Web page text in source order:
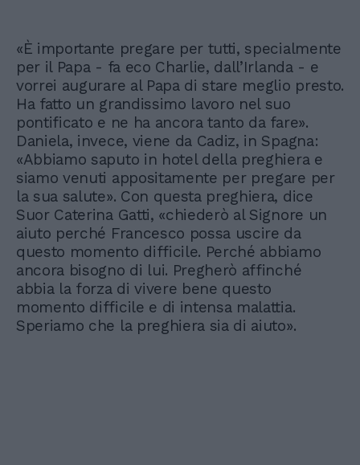
«È importante pregare per tutti, specialmente
per il Papa - fa eco Charlie, dall’Irlanda - e
vorrei augurare al Papa di stare meglio presto.
Ha fatto un grandissimo lavoro nel suo
pontificato e ne ha ancora tanto da fare».
Daniela, invece, viene da Cadiz, in Spagna:
«Abbiamo saputo in hotel della preghiera e
siamo venuti appositamente per pregare per
la sua salute». Con questa preghiera, dice
Suor Caterina Gatti, «chiederò al Signore un
aiuto perché Francesco possa uscire da
questo momento difficile. Perché abbiamo
ancora bisogno di lui. Pregherò affinché
abbia la forza di vivere bene questo
momento difficile e di intensa malattia.
Speriamo che la preghiera sia di aiuto».